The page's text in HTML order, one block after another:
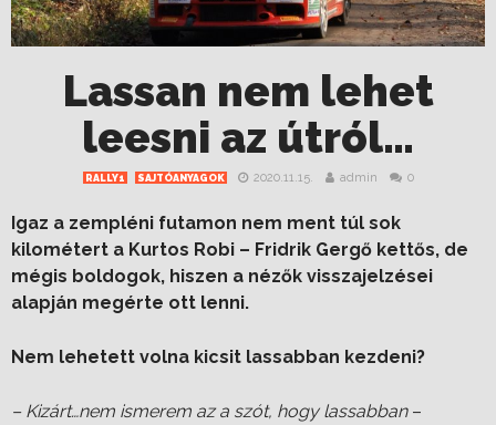
Lassan nem lehet
leesni az útról…
RALLY1 SAJTÓANYAGOK 2020.11.15. admin 0
Igaz a zempléni futamon nem ment túl sok
kilométert a Kurtos Robi – Fridrik Gergő kettős, de
mégis boldogok, hiszen a nézők visszajelzései
alapján megérte ott lenni.
Nem lehetett volna kicsit lassabban kezdeni?
– Kizárt…nem ismerem az a szót, hogy lassabban–